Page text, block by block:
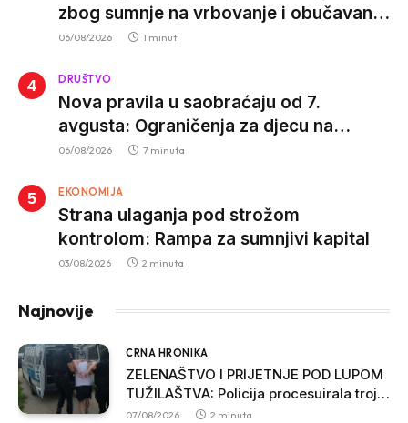
zbog sumnje na vrbovanje i obučavanje
za izvršenje terorističkih djela
06/08/2026 1 minut
DRUŠTVO
Nova pravila u saobraćaju od 7.
avgusta: Ograničenja za djecu na
trotinetima i mlade vozače, veće kazne
06/08/2026 7 minuta
EKONOMIJA
Strana ulaganja pod strožom
kontrolom: Rampa za sumnjivi kapital
03/08/2026 2 minuta
Najnovije
CRNA HRONIKA
ZELENAŠTVO I PRIJETNJE POD LUPOM
TUŽILAŠTVA: Policija procesuirala troje
osumnjičenih u Ulcinju
07/08/2026 2 minuta